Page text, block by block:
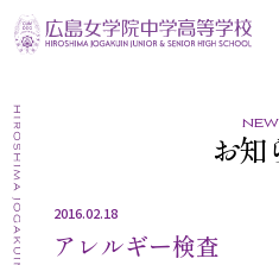
お知
2016.02.18
アレルギー検査